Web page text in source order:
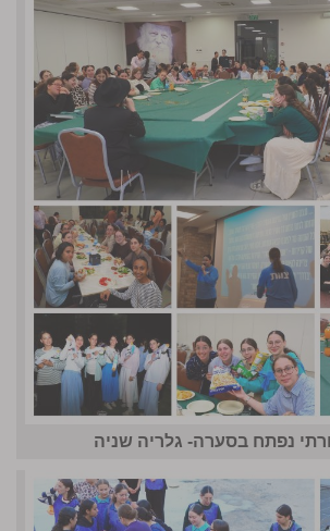
נפתח בסערה- גלריה שניה